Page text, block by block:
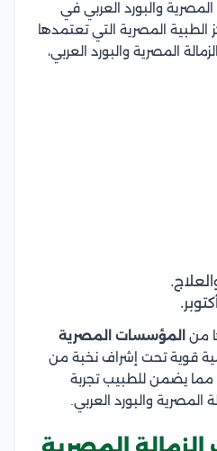
المصرية والبورد العربي في
الطبية المصرية التي تعتمدها
المصرية والبورد العربي،
من
المؤسسات المصرية
قوية تحت إشراف نخبة من
مما يضمن للطبيب تجربة
المصرية والبورد العربي.